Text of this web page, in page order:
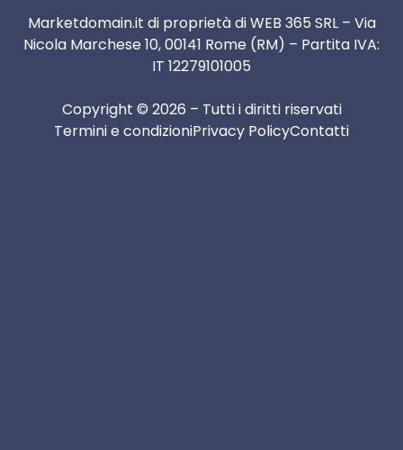
Marketdomain.it di proprietà di WEB 365 SRL – Via
Nicola Marchese 10, 00141 Rome (RM) – Partita IVA:
IT 12279101005
Copyright © 2026 – Tutti i diritti riservati
Termini e condizioniPrivacy PolicyContatti